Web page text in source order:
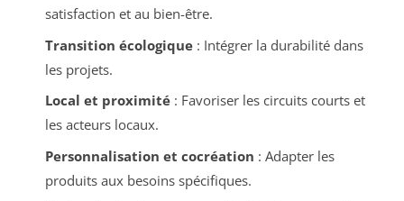
satisfaction et au bien-être.
Transition écologique: Intégrer la durabilité dans
les projets.
Local et proximité: Favoriser les circuits courts et
les acteurs locaux.
Personnalisation et cocréation : Adapter les
produits aux besoins spécifiques.